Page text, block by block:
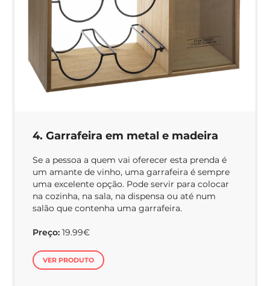
4. Garrafeira em metal e madeira
Se a pessoa a quem vai oferecer esta prenda é
um amante de vinho, uma garrafeira é sempre
uma excelente opção. Pode servir para colocar
na cozinha, na sala, na dispensa ou até num
salão que contenha uma garrafeira.
Preço: 19.99€
VER PRODUTO